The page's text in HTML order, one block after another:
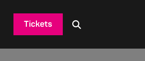
Tickets